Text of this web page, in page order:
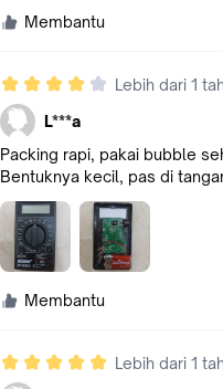
Membantu
Lebih dari 1
L***a
Packing rapi, pakai bubble
Bentuknya kecil, pas di
Membantu
Lebih dari 1